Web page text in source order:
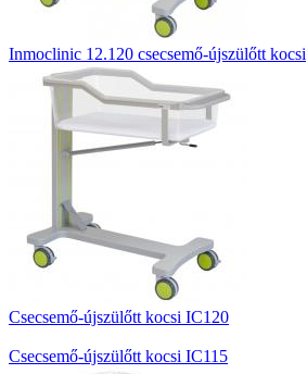
Inmoclinic 12.120 csecsemő-újszülőtt kocsi
Csecsemő-újszülőtt kocsi IC120
Csecsemő-újszülőtt kocsi IC115